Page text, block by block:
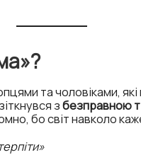
та чоловіками,
збезправною
бо світ навколо